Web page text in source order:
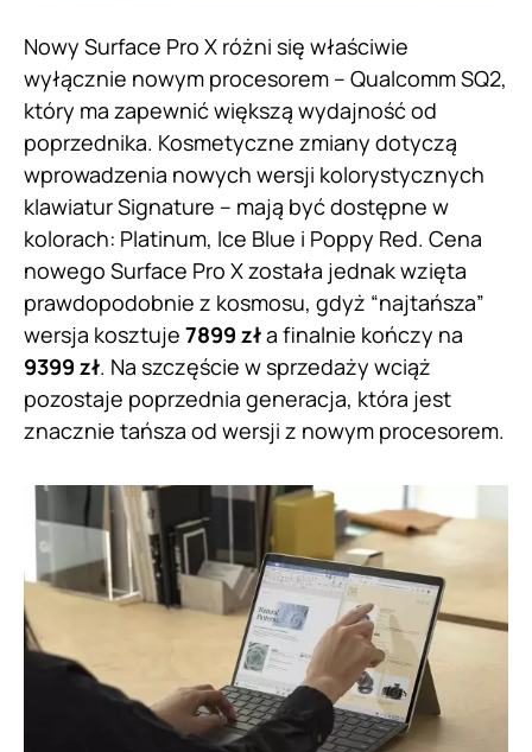
Nowy Surface Pro X różni się właściwie
wyłącznie nowym procesorem – Qualcomm SQ2,
który ma zapewnić większą wydajność od
poprzednika. Kosmetyczne zmiany dotyczą
wprowadzenia nowych wersji kolorystycznych
klawiatur Signature – mają być dostępne w
kolorach: Platinum, Ice Blue i Poppy Red. Cena
nowego Surface Pro X została jednak wzięta
prawdopodobnie z kosmosu, gdyż “najtańsza”
wersja kosztuje 7899 zła finalnie kończy na
9399 zł. Na szczęście w sprzedaży wciąż
pozostaje poprzednia generacja, która jest
znacznie tańsza od wersji z nowym procesorem.